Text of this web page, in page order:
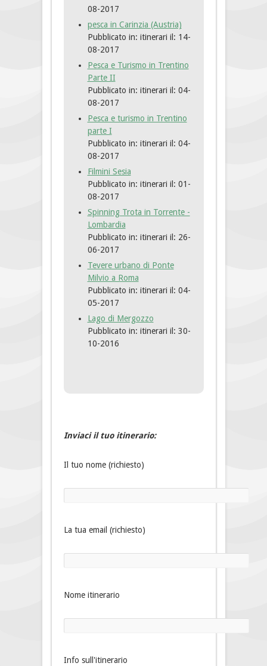
08-2017
pesca in Carinzia (Austria)
Pubblicato in: itinerari il: 14-
08-2017
Pesca e Turismo in Trentino
Parte II
Pubblicato in: itinerari il: 04-
08-2017
Pesca e turismo in Trentino
parte I
Pubblicato in: itinerari il: 04-
08-2017
Filmini Sesia
Pubblicato in: itinerari il: 01-
08-2017
Spinning Trota in Torrente -
Lombardia
Pubblicato in: itinerari il: 26-
06-2017
Tevere urbano di Ponte
Milvio a Roma
Pubblicato in: itinerari il: 04-
05-2017
Lago di Mergozzo
Pubblicato in: itinerari il: 30-
10-2016
Inviaci il tuo itinerario:
Il tuo nome (richiesto)
La tua email (richiesto)
Nome itinerario
Info sull'itinerario